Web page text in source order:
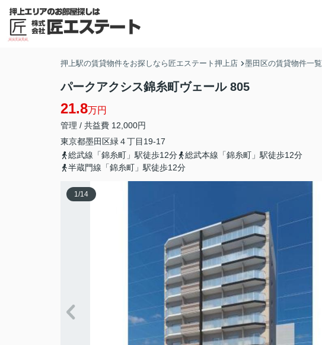
押上駅の賃貸物件をお探しなら匠エステート押上店 墨田区の賃貸物件一覧
パークアクシス錦糸町ヴェール 805
21.8万円
管理 / 共益費 12,000円
東京都墨田区緑 ４丁目19-17
総武線「錦糸町」駅徒歩12分
総武本線「錦糸町」駅徒歩12分
半蔵門線「錦糸町」駅徒歩12分
1/14